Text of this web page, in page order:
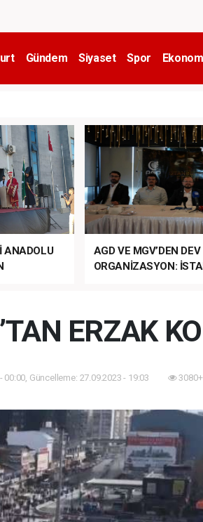
Gündem Siyaset Spor
ANADOLU
AGD VE MGV’DEN DEV
ORGANİZASYON:
ERZAK
00:00, Güncelleme: 27.09.2023 - 19:03